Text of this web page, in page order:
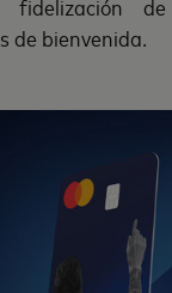
de bienvenida.